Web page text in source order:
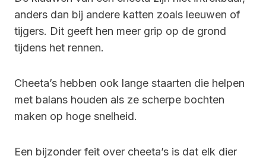
anders dan bij andere katten zoals leeuwen of
tijgers. Dit geeft hen meer grip op de grond
tijdens het rennen.
Cheeta’s hebben ook lange staarten die helpen
met balans houden als ze scherpe bochten
maken op hoge snelheid.
Een bijzonder feit over cheeta’s is dat elk dier